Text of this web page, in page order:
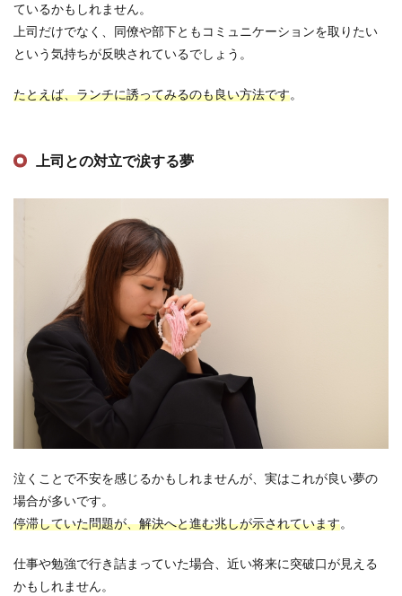
ているかもしれません。
上司だけでなく、同僚や部下ともコミュニケーションを取りたい
という気持ちが反映されているでしょう。
たとえば、ランチに誘ってみるのも良い方法です。
上司との対立で涙する夢
泣くことで不安を感じるかもしれませんが、実はこれが良い夢の
場合が多いです。
停滞していた問題が、解決へと進む兆しが示されています。
仕事や勉強で行き詰まっていた場合、近い将来に突破口が見える
かもしれません。